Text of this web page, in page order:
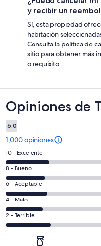
y recibir un
Sí, esta propiedad
habitación
Consulta la política de
sitio para obtener más
o requisito.
Opiniones
Opiniones de
6.0
1,000 opiniones
Puntuación
de
10,
es
decir,
Excelente.
Basada
en
10 - Excelente
Puntuación
de
8,
es
decir,
Bueno.
8 - Bueno
Puntuación
de
6,
es
decir,
Aceptable.
6 - Aceptable
Puntuación
de
4,
4 - Malo
Puntuación
de
2 - Terrible